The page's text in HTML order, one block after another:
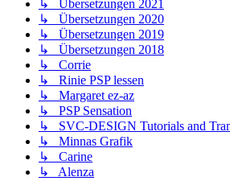
↳ Übersetzungen 2021
↳ Übersetzungen 2020
↳ Übersetzungen 2019
↳ Übersetzungen 2018
↳ Corrie
↳ Rinie PSP lessen
↳ Margaret ez-az
↳ PSP Sensation
↳ SVC-DESIGN Tutorials and
↳ Minnas Grafik
↳ Carine
↳ Alenza